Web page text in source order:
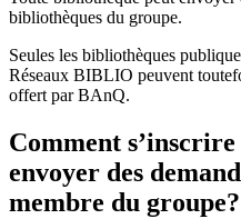
bibliothèques du groupe.
Seules les bibliothèques
Réseaux BIBLIO peuvent
offert par BAnQ.
Comment
envoyer des
membre du groupe?